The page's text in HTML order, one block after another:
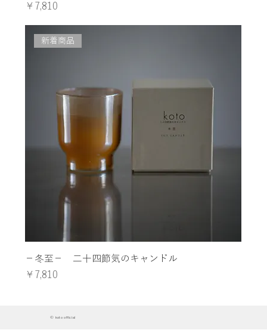
価格
￥7,810
新着商品
−冬至− 二十四節気のキャンドル
価格
￥7,810
© koto official